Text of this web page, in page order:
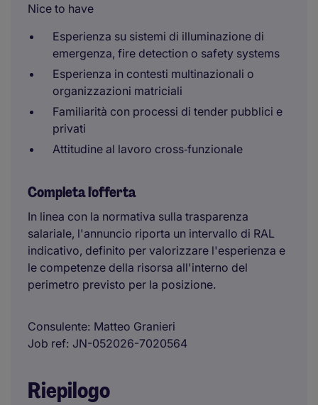
Nice to have
Esperienza su sistemi di illuminazione di
emergenza, fire detection o safety systems
Esperienza in contesti multinazionali o
organizzazioni matriciali
Familiarità con processi di tender pubblici e
privati
Attitudine al lavoro cross‑funzionale
Completa l'offerta
In linea con la normativa sulla trasparenza
salariale, l'annuncio riporta un intervallo di RAL
indicativo, definito per valorizzare l'esperienza e
le competenze della risorsa all'interno del
perimetro previsto per la posizione.
Consulente Matteo Granieri
Job ref JN-052026-7020564
Riepilogo